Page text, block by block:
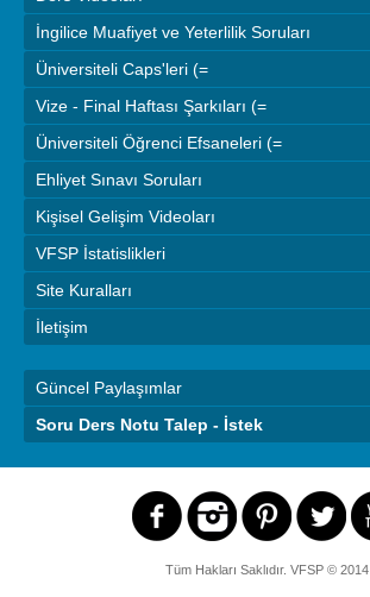
İngilice Muafiyet ve Yeterlilik Soruları
Üniversiteli Caps'leri (=
Vize - Final Haftası Şarkıları (=
Üniversiteli Öğrenci Efsaneleri (=
Ehliyet Sınavı Soruları
Kişisel Gelişim Videoları
VFSP İstatislikleri
Site Kuralları
İletişim
Güncel Paylaşımlar
Soru Ders Notu Talep - İstek
Tüm Hakları Saklıdır. VFSP© 2014